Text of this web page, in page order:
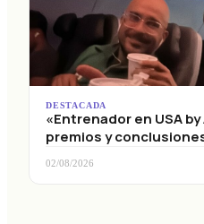
DESTACADA
«Entrenador en USA
premios y
02/08/2026